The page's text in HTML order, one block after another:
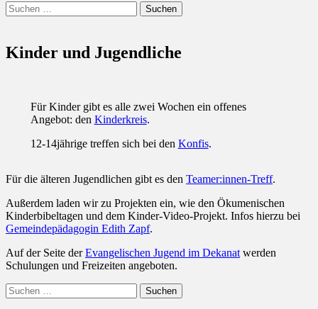
Suchen
Suchen
nach:
Kinder und Jugendliche
Für Kinder gibt es alle zwei Wochen ein offenes
Angebot: den Kinderkreis.
12-14jährige treffen sich bei den Konfis.
Für die älteren Jugendlichen gibt es den Teamer:innen-Treff.
Außerdem laden wir zu Projekten ein, wie den Ökumenischen
Kinderbibeltagen und dem Kinder-Video-Projekt. Infos hierzu bei
Gemeindepädagogin Edith Zapf.
Auf der Seite derEvangelischen Jugend im Dekanat werden
Schulungen und Freizeiten angeboten.
Suchen
nach: